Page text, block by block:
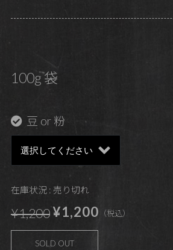
100g 袋
豆 or 粉
在庫状況 : 売り切れ
¥1,200¥1,200 （税込）
SOLD OUT